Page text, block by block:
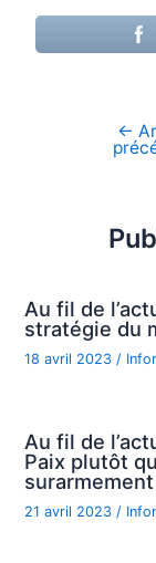
Navigation
←
Au fil de
stratégie du
18 avril 2023/
Au fil de
Paix plutôt
surarmement
21 avril 2023 /